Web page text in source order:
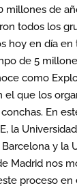
millones de
todos los
hoy en día en
de 5
como
que los
En
la
y la
Madrid nos
proceso en